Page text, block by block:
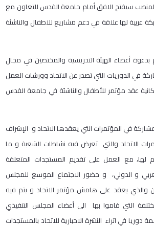
سيفتح الافق أمام جامعة القدس للتعاون مع
عربية لها علاقة في دعم مشاريع للاطفال والناشئة
أعضاء الهيئة التدريسية والمختصين في مجال
في الدوريات التي تصدر عن الاتحاد وورشات العمل
عقد مؤتمر للأطفال والناشئة في جامعة القدس
في المؤتمرات التي يعقدها الاتحاد و الإشراف
الاتحاد والتي تعرض فيه نشاطات الشعبة و ما
لها، مع العمل على تقديم المستجدات المتعلقة
و الدولي، و حضور الاجتماع الموسع للمجلس
والذي يعقد على هامش مؤتمر الاتحاد و يتم فيه
التي قاموا بها الى أعضاء المجلس التنفيذي
دوريا في اثراء النشرة الاخبارية للاتحاد بالمستجدات